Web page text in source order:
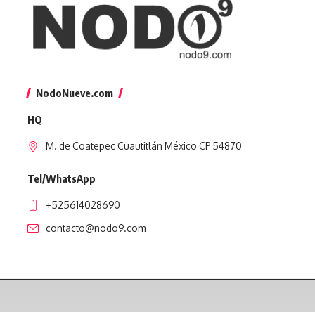
NodoNueve.com
HQ
M. de Coatepec Cuautitlán México CP 54870
Tel/WhatsApp
+525614028690
contacto@nodo9.com